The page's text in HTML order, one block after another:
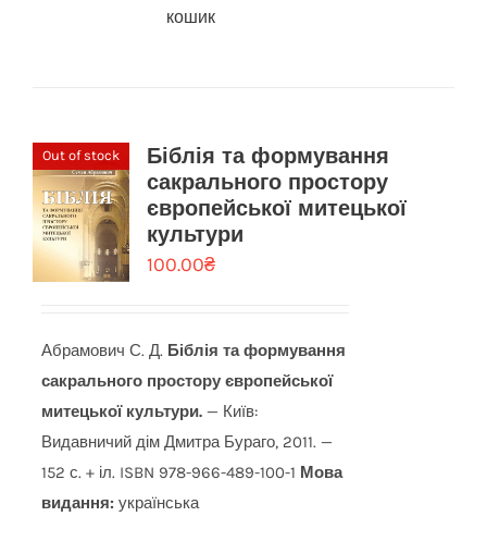
кошик
Out of stock
Біблія та формування
сакрального простору
європейської митецької
культури
100.00₴
Абрамович С. Д. Біблія та формування
сакрального простору європейської
митецької культури.— Київ:
Видавничий дім Дмитра Бураго, 2011. —
152 с. + іл. ISBN 978-966-489-100-1 Мова
видання: українська